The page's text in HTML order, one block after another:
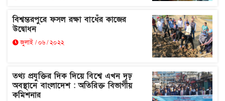
বিশ্বম্ভরপুরে ফসল রক্ষা বাধেঁর কাজের
উদ্বোধন
জুলাই / ০৬ / ২০২২
তথ্য প্রযুক্তির দিক দিয়ে বিশ্বে এখন দৃঢ়
অবস্থানে বাংলাদেশ : অতিরিক্ত বিভাগীয়
কমিশনার